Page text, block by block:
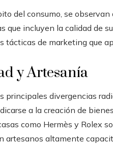
del consumo, se
que incluyen la calidad de
tácticas de marketing que
y Artesanía
principales divergencias
a la creación de
como Hermès y Rolex
artesanos altamente